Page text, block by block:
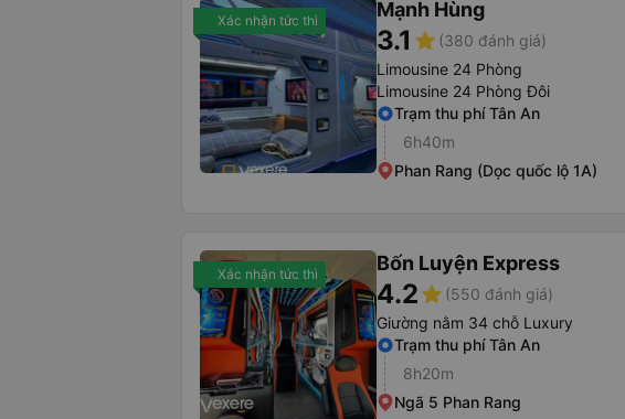
Xác nhận tức thì Mạnh Hùng
3.1 star (380 đánh giá)
Limousine 24 Phòng
Limousine 24 Phòng Đôi
Trạm thu phí Tân An
6h40m
Phan Rang (Dọc quốc lộ 1A)
Xác nhận tức thì Bốn Luyện Express
4.2star (550 đánh giá)
Giường nằm 34 chỗ Luxury
Trạm thu phí Tân An
8h20m
Ngã 5 Phan Rang